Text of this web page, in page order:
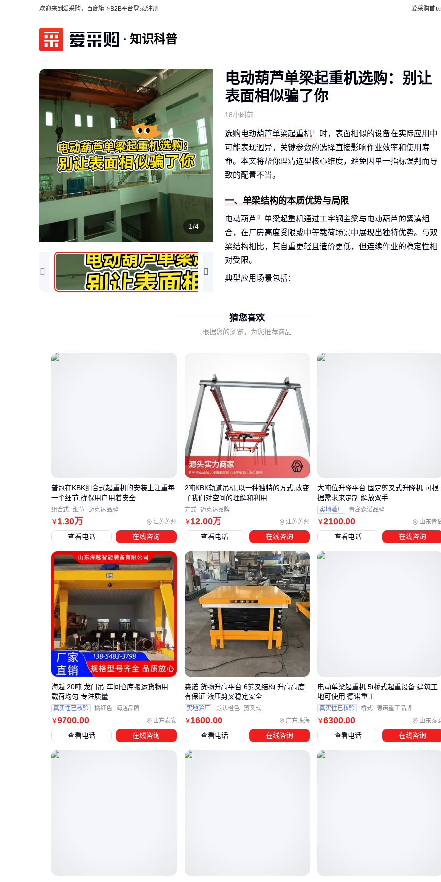
欢迎来到爱采购，百度旗下B2B平台登录/注册 爱采购首页
知识科普
1/4
电动葫芦单梁起重机选购：别让
表面相似骗了你
18小时前
选购电动葫芦单梁起重机
时，表面相似的设备在实际应用中
可能表现迥异，关键参数的选择直接影响作业效率和使用寿
命。本文将帮你理清选型核心维度，避免因单一指标误判而导
致的配置不当。
一、单梁结构的本质优势与局限
电动葫芦
单梁起重机通过工字钢主梁与电动葫芦的紧凑组
合，在厂房高度受限或中等载荷场景中展现出独特优势。与双
梁结构相比，其自重更轻且造价更低，但连续作业的稳定性相
对受限。
典型应用场景包括：
污水处理厂等腐蚀环境中的定点吊运
仓储场所的空间敏感型布局
级为双梁结构。这种取舍本质上是空间利用率与长期耐用性的
二、起重量参数背后的真实承载逻辑
标称起重量仅是静态指标，实际选型需结合动态载荷系数：
污水处理厂等潮湿环境需预留防腐蚀结构的自重余量
频繁启停工况要考虑惯性冲击对主梁的累积影响
室外单梁起重机
还需额外评估风载荷对有效起重量的折减效
应，这与常规厂房内的使用存在本质差异。
定制单梁起重机
通过非标设计可突破部分限制，但需警惕过
度定制带来的后期维护复杂性。
当厂房净空高度受限时，常规电动葫芦单梁起重机可能因吊钩
行程不足而无法充分利用空间。此时低净空设计的优势凸显：
通过将电动葫芦嵌入主梁内部，可减少葫芦自身高度占用，在
同等厂房高度下实现更大有效起升高度。尤其适合改造项目或
层高较矮的老旧厂房。
对于高频次、长时间连续作业的场景，单梁结构可能面临两个
潜在问题：
主梁刚性相对较弱，长期高频使用可能产生轻微变形
电动葫芦持续工作易过热需停机冷却 此时双梁结构凭借更强
的抗弯性能和分散负载特性，能更好适应每天8小时以上的密
集作业，同时允许配置更大功率的电动葫芦。
作业环境特殊性往往被忽视：
存在爆炸风险的场所需选择
猜您喜欢
根据您的浏览，为您推荐商品
￥ 1.30万 江苏苏州
普冠在KBK组合式起重机的安装上注重每
一个细节,确保用户用着安全
组合式 细节 迈克达品牌
查看电话 在线咨询
￥ 12.00万 江苏苏州
2吨KBK轨道吊机,以一种独特的方式,改变
了我们对空间的理解和利用
方式 迈克达品牌
查看电话 在线咨询
￥2100.00 山东青
大吨位升降平台 固定剪叉式升降机 可根
据需求来定制 解放双手
实地验厂 青岛森诺品牌
查看电话 在线咨询
￥9700.00 山东泰安
海越 20吨 龙门吊 车间仓库搬运货物用
载荷均匀 专注质量
真实性已核验 橘红色 海越品牌
查看电话 在线咨询
￥ 1600.00 广东珠海
森诺 货物升高平台 6剪叉结构 升高高度
有保证 液压剪叉稳定安全
实地验厂 默认橙色 剪叉式
查看电话 在线咨询
￥6300.00 山东泰
电动单梁起重机 5t桥式起重设备 建筑工
地可使用 德诺重工
真实性已核验 桥式 德诺重工品牌
查看电话 在线咨询